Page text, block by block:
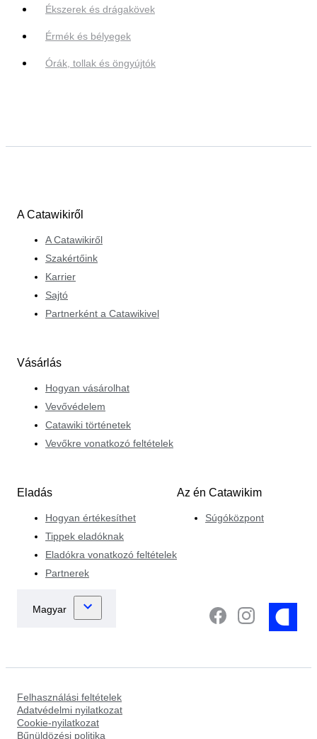
Ékszerek és drágakövek
Érmék és bélyegek
Órák, tollak és öngyújtók
A Catawikiről
A Catawikiről
Szakértőink
Karrier
Sajtó
Partnerként a Catawikivel
Vásárlás
Hogyan vásárolhat
Vevővédelem
Catawiki történetek
Vevőkre vonatkozó feltételek
Eladás
Hogyan értékesíthet
Tippek eladóknak
Eladókra vonatkozó feltételek
Partnerek
Az én Catawikim
Súgóközpont
Felhasználási feltételek
Adatvédelmi nyilatkozat
Cookie-nyilatkozat
Bűnüldözési politika